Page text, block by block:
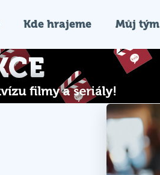
Kde hrajeme Můj tým